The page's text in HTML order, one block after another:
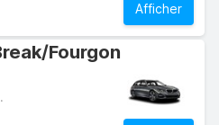
Afficher
Fourgon